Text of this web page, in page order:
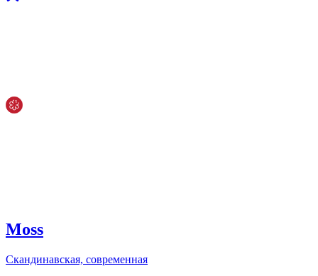
Moss
Скандинавская, современная